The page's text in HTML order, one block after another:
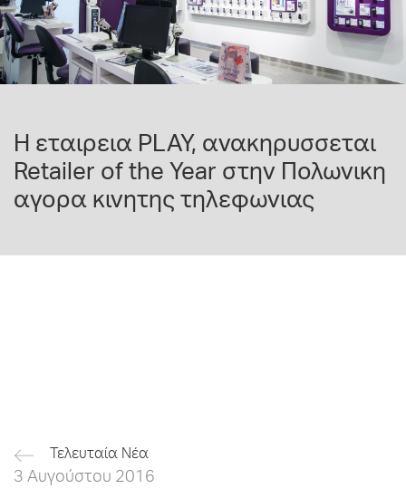
Η εταιρεια PLAY, ανακηρυσσεται
Retailer of the Year στην Πολωνικη
αγορα κινητης τηλεφωνιας
Τελευταία Νέα
3 Αυγούστου 2016